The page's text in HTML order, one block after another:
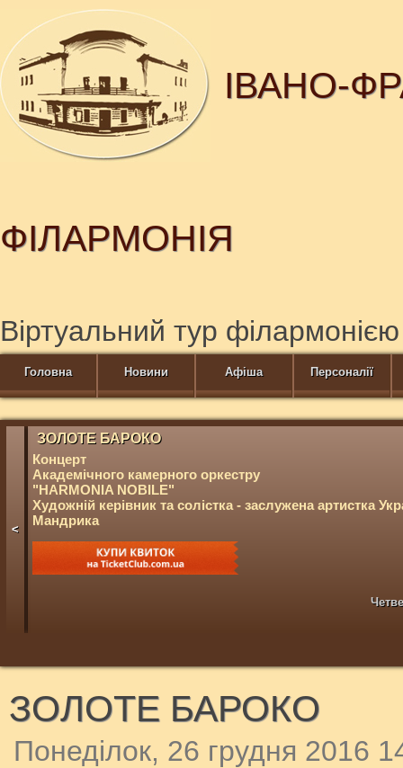
ІВАНО-
ФІЛАРМОНІЯ
Віртуальний тур філармонією
Головна Новини Афіша Персоналії
<
ЗОЛОТЕ БАРОКО
Концерт
Академічного камерного оркестру
"HARMONIA NOBILE"
Художній керівник та солістка - заслужена артистка
Мандрика
ЗОЛОТЕ БАРОКО
Понеділок, 26 грудня 2016